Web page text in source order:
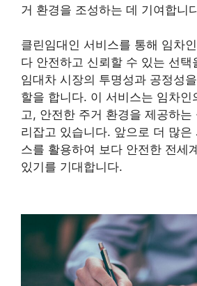
거 환경을 조성하는 데 기여합니
클린임대인 서비스를 통해 임차
다 안전하고 신뢰할 수 있는 선택
임대차 시장의 투명성과 공정성
할을 합니다. 이 서비스는 임차인
고, 안전한 주거 환경을 제공하는
리잡고 있습니다. 앞으로 더 많은
스를 활용하여 보다 안전한 전세
있기를 기대합니다.